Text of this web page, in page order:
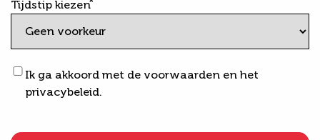
Tijdstip kiezen
Voorwaarden
privacybeleid
Ik ga akkoord met de voorwaarden en het
privacybeleid.